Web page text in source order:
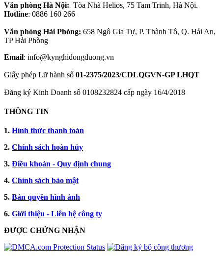
Văn phòng Hà Nội: Tòa Nhà Helios, 75 Tam Trinh, Hà Nội.
Hotline: 0886 160 266
Văn phòng Hải Phòng: 658 Ngô Gia Tự, P. Thành Tô, Q. Hải An,
TP Hải Phòng
Email: info@kynghidongduong.vn
Giấy phép Lữ hành số 01-2375/2023/CDLQGVN-GP LHQT
Đăng ký Kinh Doanh số 0108232824 cấp ngày 16/4/2018
THÔNG TIN
1. Hình thức thanh toán
2. Chính sách hoàn hủy
3. Điều khoản - Quy định chung
4. Chính sách bảo mật
5. Bản quyền hình ảnh
6. Giới thiệu - Liên hệ công ty
ĐƯỢC CHỨNG NHẬN​